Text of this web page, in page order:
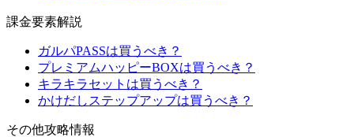
課金要素解説
ガルパPASSは買うべき？
プレミアムハッピーBOXは買うべき？
キラキラセットは買うべき？
かけだしステップアップは買うべき？
その他攻略情報